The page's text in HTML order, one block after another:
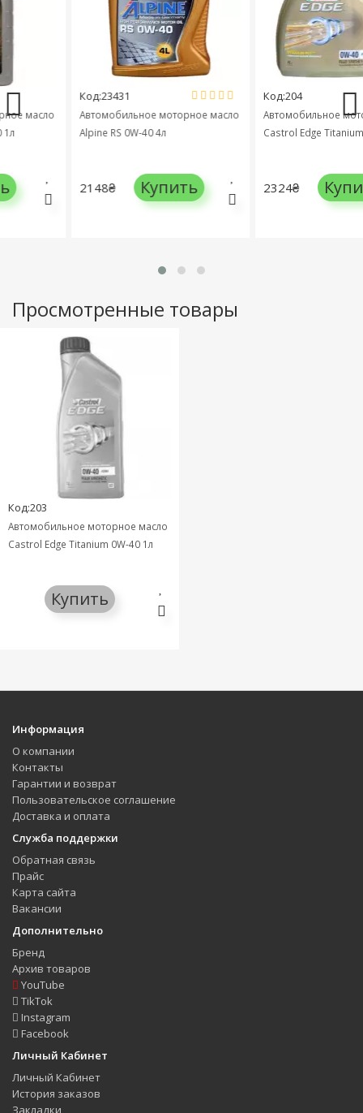
масло
Код:23431
Автомобильное моторное масло
Alpine RS 0W-40 4л
2148₴ Купить
Код:204
Автомобильное
Castrol Edge Titanium
2324₴ Купить
Просмотренные товары
Код:203
Автомобильное моторное масло
Castrol Edge Titanium 0W-40 1л
Купить
Информация
О компании
Контакты
Гарантии и возврат
Пользовательское соглашение
Доставка и оплата
Служба поддержки
Обратная связь
Прайс
Карта сайта
Вакансии
Дополнительно
Бренд
Архив товаров
YouTube
TikTok
Instagram
Facebook
Личный Кабинет
Личный Кабинет
История заказов
Закладки